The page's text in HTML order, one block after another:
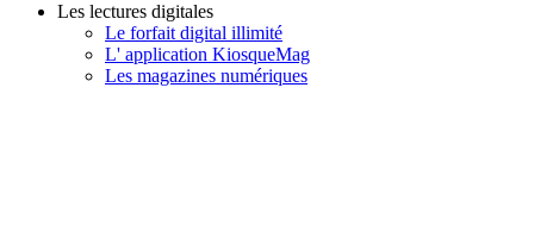
Les lectures digitales
Le forfait digital illimité
L' application KiosqueMag
Les magazines numériques